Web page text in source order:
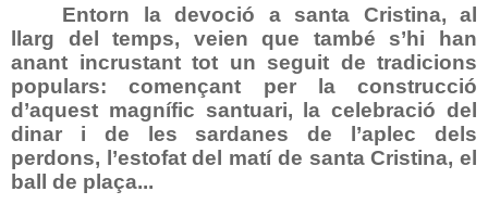
Entorn la devoció a santa Cristina, al
llarg del temps, veien que també s’hi han
anant incrustant tot un seguit de tradicions
populars: començant per la construcció
d’aquest magnífic santuari, la celebració del
dinar i de les sardanes de l’aplec dels
perdons, l’estofat del matí de santa Cristina, el
ball de plaça...